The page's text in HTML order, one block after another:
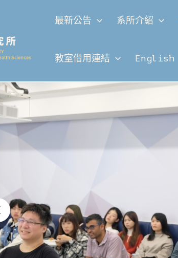
最新公告 系所介紹
教室借用連結 English